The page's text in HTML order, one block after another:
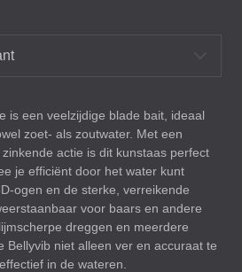
is een veelzijdige blade bait, ideaal
zoet- als zoutwater. Met een
actie is dit kunstaas perfect
je efficiënt door het water kunt
ogen en de sterke, verreikende
voor baars en andere
dreggen en meerdere
Bellyvib niet alleen ver en accuraat te
in de wateren.